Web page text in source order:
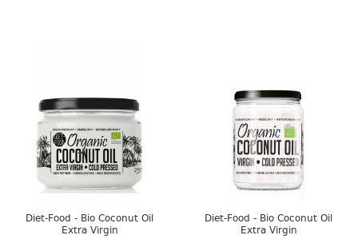
Diet-Food - Bio Coconut Oil
Extra Virgin
Diet-Food - Bio Coconut Oil
Extra Virgin